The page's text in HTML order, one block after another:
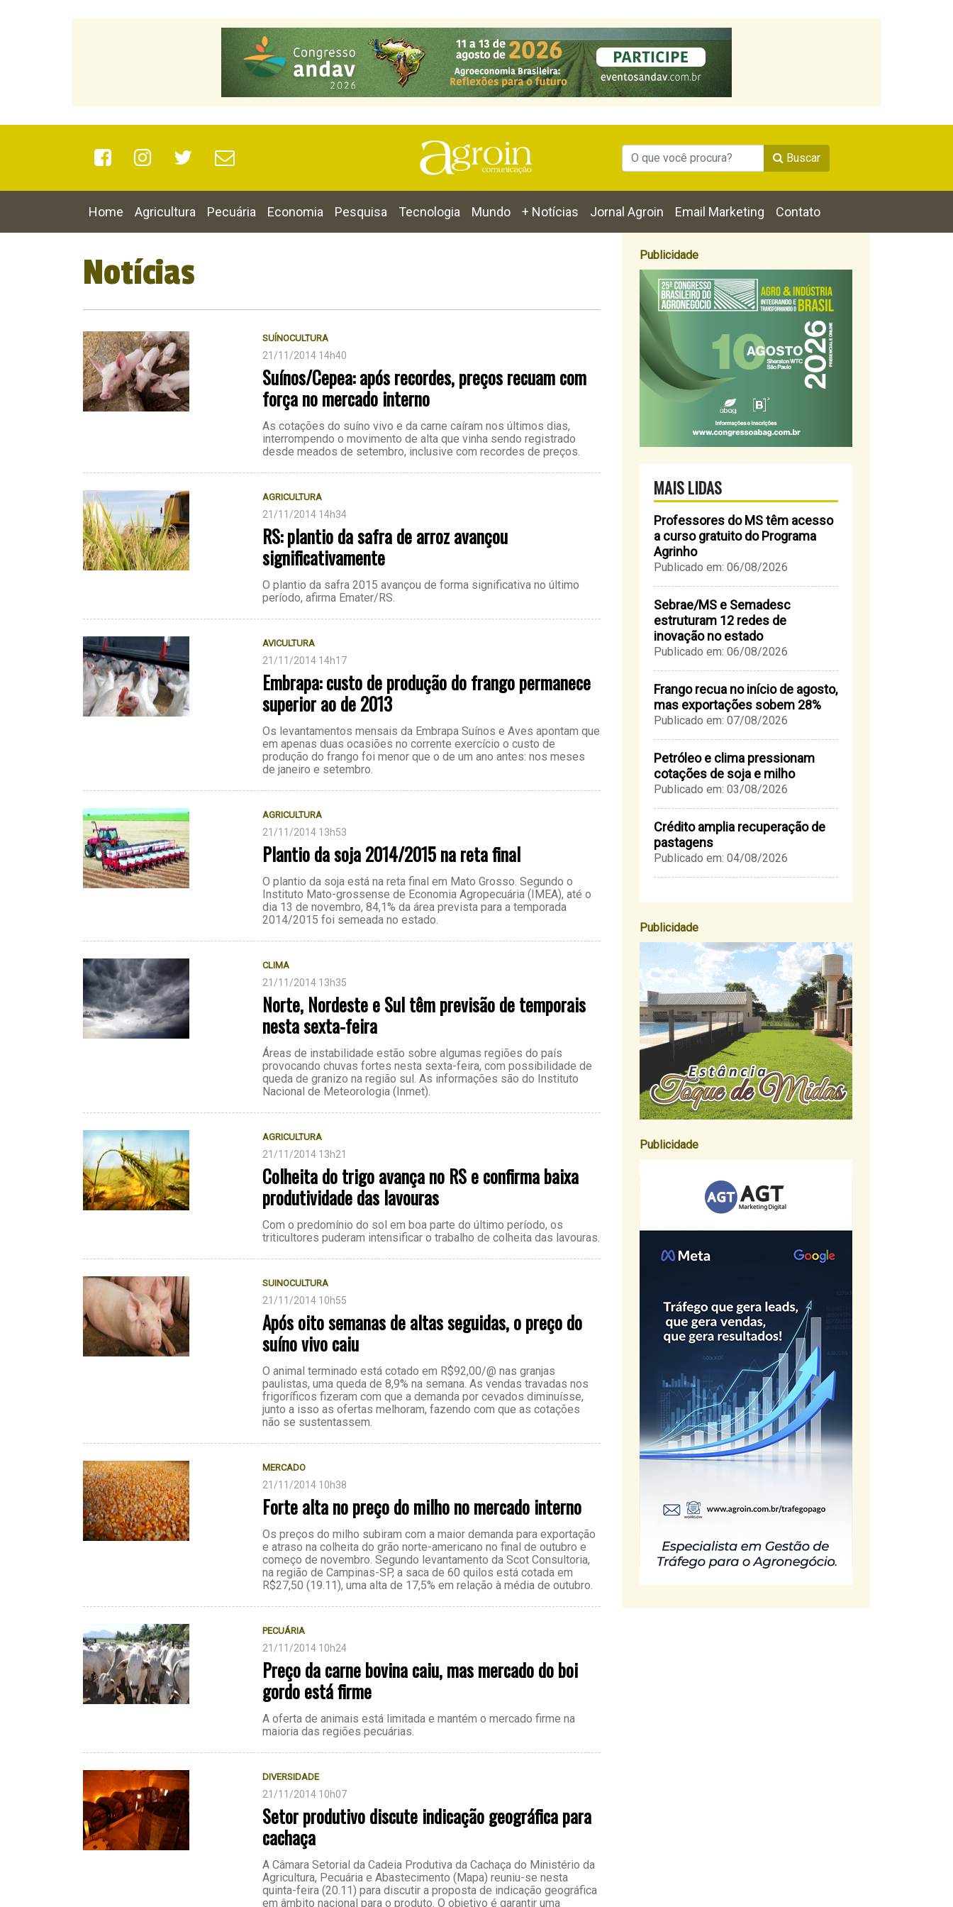
Buscar
Home Agricultura Pecuária Economia Pesquisa Tecnologia Mundo + Notícias Jornal Agroin Email Marketing Contato
Notícias
SUÍNOCULTURA
21/11/2014 14h40
Suínos/Cepea: após recordes, preços recuam com
força no mercado interno
As cotações do suíno vivo e da carne caíram nos últimos dias,
interrompendo o movimento de alta que vinha sendo registrado
desde meados de setembro, inclusive com recordes de preços.
AGRICULTURA
21/11/2014 14h34
RS: plantio da safra de arroz avançou
significativamente
O plantio da safra 2015 avançou de forma significativa no último
período, afirma Emater/RS.
AVICULTURA
21/11/2014 14h17
Embrapa: custo de produção do frango permanece
superior ao de 2013
Os levantamentos mensais da Embrapa Suínos e Aves apontam que
em apenas duas ocasiões no corrente exercício o custo de
produção do frango foi menor que o de um ano antes: nos meses
de janeiro e setembro.
AGRICULTURA
21/11/2014 13h53
Plantio da soja 2014/2015 na reta final
O plantio da soja está na reta final em Mato Grosso. Segundo o
Instituto Mato-grossense de Economia Agropecuária (IMEA), até o
dia 13 de novembro, 84,1% da área prevista para a temporada
2014/2015 foi semeada no estado.
CLIMA
21/11/2014 13h35
Norte, Nordeste e Sul têm previsão de temporais
nesta sexta-feira
Áreas de instabilidade estão sobre algumas regiões do país
provocando chuvas fortes nesta sexta-feira, com possibilidade de
queda de granizo na região sul. As informações são do Instituto
Nacional de Meteorologia (Inmet).
AGRICULTURA
21/11/2014 13h21
Colheita do trigo avança no RS e confirma baixa
produtividade das lavouras
Com o predomínio do sol em boa parte do último período, os
triticultores puderam intensificar o trabalho de colheita das lavouras.
SUINOCULTURA
21/11/2014 10h55
Após oito semanas de altas seguidas, o preço do
suíno vivo caiu
O animal terminado está cotado em R$92,00/@ nas granjas
paulistas, uma queda de 8,9% na semana. As vendas travadas nos
frigoríficos fizeram com que a demanda por cevados diminuísse,
junto a isso as ofertas melhoram, fazendo com que as cotações
não se sustentassem.
MERCADO
21/11/2014 10h38
Forte alta no preço do milho no mercado interno
Os preços do milho subiram com a maior demanda para exportação
e atraso na colheita do grão norte-americano no final de outubro e
começo de novembro. Segundo levantamento da Scot Consultoria,
na região de Campinas-SP, a saca de 60 quilos está cotada em
R$27,50 (19.11), uma alta de 17,5% em relação à média de outubro.
PECUÁRIA
21/11/2014 10h24
Preço da carne bovina caiu, mas mercado do boi
gordo está firme
A oferta de animais está limitada e mantém o mercado firme na
maioria das regiões pecuárias.
DIVERSIDADE
21/11/2014 10h07
Setor produtivo discute indicação geográfica para
cachaça
A Câmara Setorial da Cadeia Produtiva da Cachaça do Ministério da
Agricultura, Pecuária e Abastecimento (Mapa) reuniu-se nesta
quinta-feira (20.11) para discutir a proposta de indicação geográfica
em âmbito nacional para o produto. O objetivo é garantir uma
Publicidade
MAIS LIDAS
Professores do MS têm acesso
a curso gratuito do Programa
Agrinho
Publicado em: 06/08/2026
Sebrae/MS e Semadesc
estruturam 12 redes de
inovação no estado
Publicado em: 06/08/2026
Frango recua no início de agosto,
mas exportações sobem 28%
Publicado em: 07/08/2026
Petróleo e clima pressionam
cotações de soja e milho
Publicado em: 03/08/2026
Crédito amplia recuperação de
pastagens
Publicado em: 04/08/2026
Publicidade
Publicidade